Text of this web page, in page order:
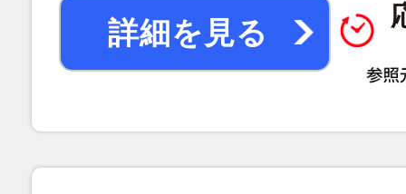
詳細を見る